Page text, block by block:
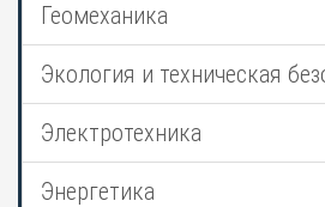
Геомеханика
Экология и техническая
Электротехника
Энергетика